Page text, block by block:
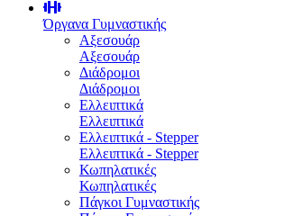
Όργανα Γυμναστικής
Αξεσουάρ
Αξεσουάρ
Διάδρομοι
Διάδρομοι
Ελλειπτικά
Ελλειπτικά
Ελλειπτικά - Stepper
Ελλειπτικά - Stepper
Κωπηλατικές
Κωπηλατικές
Πάγκοι Γυμναστικής